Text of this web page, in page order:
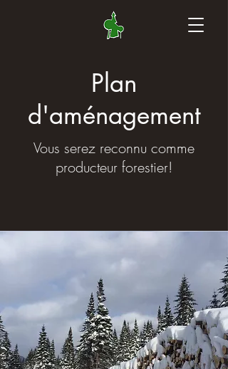
Plan
d'aménagement
Vous serez reconnu comme
producteur forestier!